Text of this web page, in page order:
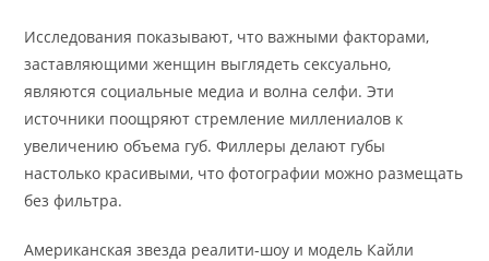
Исследования показывают, что важными факторами,
заставляющими женщин выглядеть сексуально,
являются социальные медиа и волна селфи. Эти
источники поощряют стремление миллениалов к
увеличению объема губ. Филлеры делают губы
настолько красивыми, что фотографии можно размещать
без фильтра.
Американская звезда реалити-шоу и модель Кайли